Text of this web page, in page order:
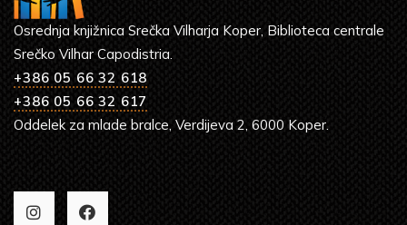
Osrednja knjižnica Srečka Vilharja Koper, Biblioteca centrale
Srečko Vilhar Capodistria.
+386 05 66 32 618
+386 05 66 32 617
Oddelek za mlade bralce, Verdijeva 2, 6000 Koper.